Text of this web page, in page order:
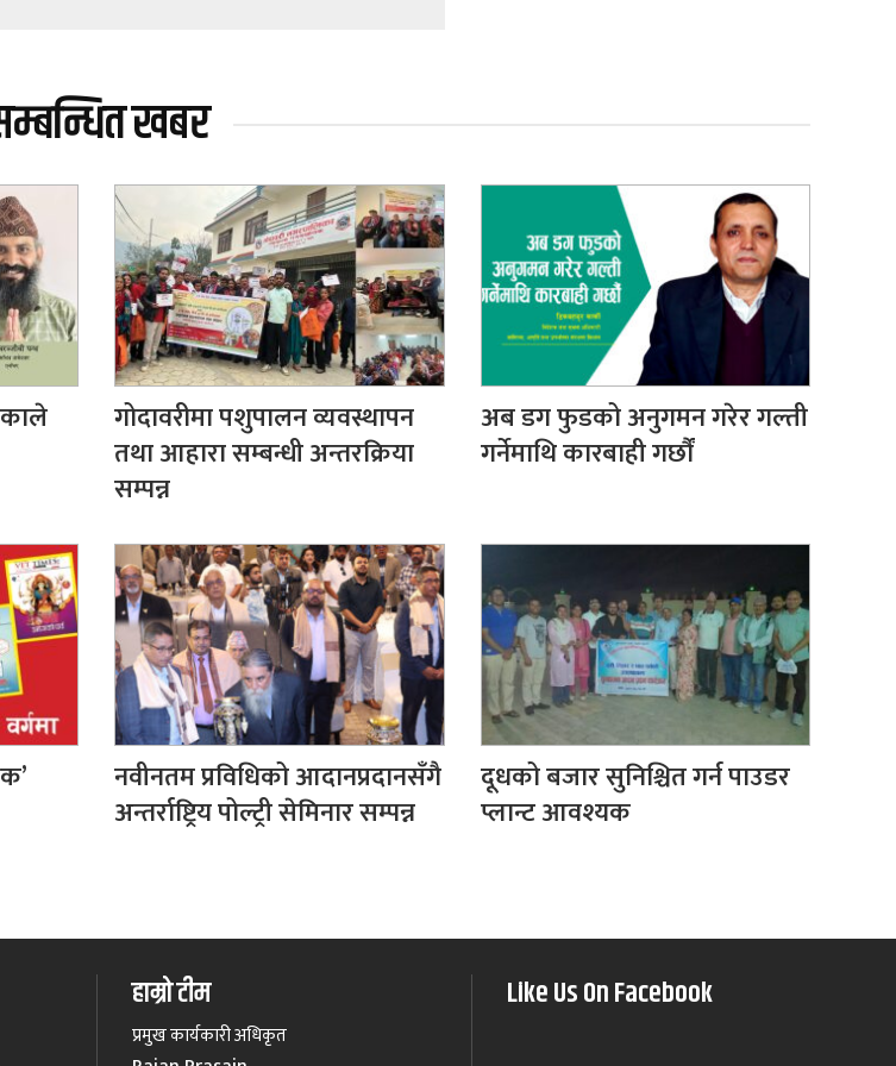
खबर
गोदावरीमा पशुपालन व्यवस्थापन
तथा आहारा सम्बन्धी अन्तरक्रिया
सम्पन्न
अब डग फुडको अनुगमन गरेर गल्ती
गर्नेमाथि कारबाही गर्छौं
नवीनतम प्रविधिको आदानप्रदानसँगै
अन्तर्राष्ट्रिय पोल्ट्री सेमिनार सम्पन्न
दूधको बजार सुनिश्चित गर्न पाउडर
प्लान्ट आवश्यक
हाम्रो टीम
प्रमुख कार्यकारी अधिकृत
Like Us On Facebook